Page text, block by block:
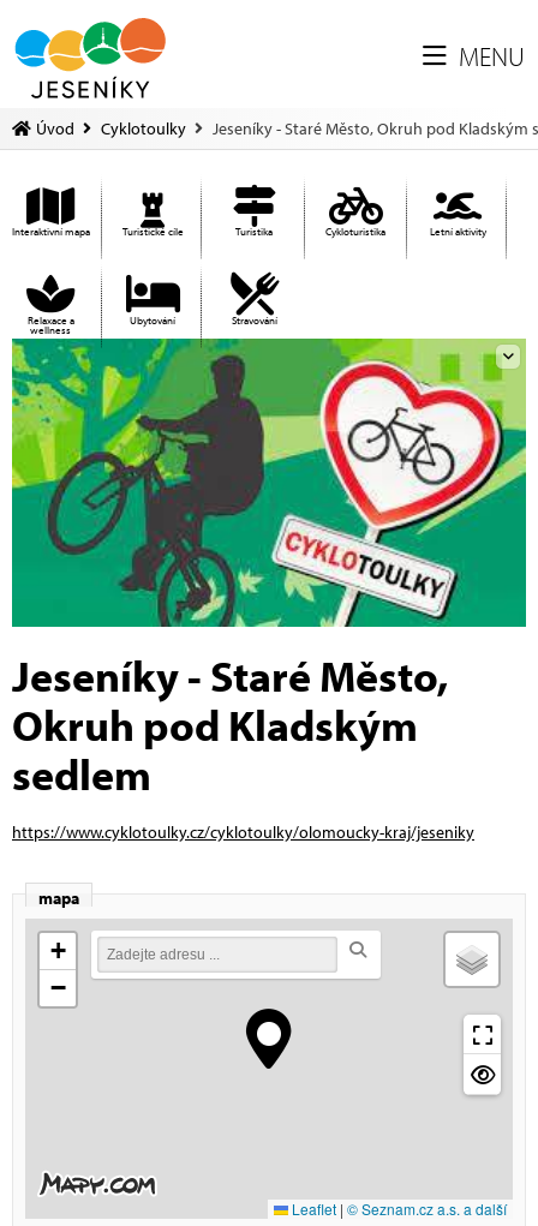
MENU
Úvod Cyklotoulky Jeseníky - Staré Město, Okruh pod Kladským
Interaktivní mapa Turistické cíle Turistika Cykloturistika Letní aktivity
Relaxace a
wellness
Ubytování Stravování
Jeseníky - Staré Město,
Okruh pod Kladským
sedlem
https://www.cyklotoulky.cz/cyklotoulky/olomoucky-kraj/jeseniky
mapa
+
−
Leaflet | © Seznam.cz a.s. a další